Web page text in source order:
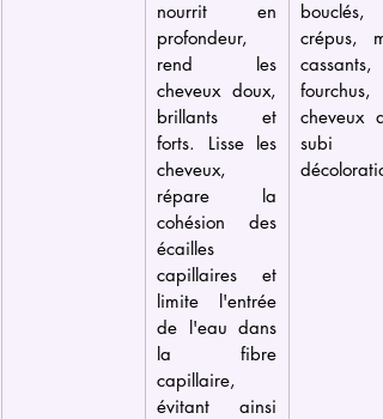
nourrit en
profondeur,
rend les
cheveux doux,
brillants et
forts. Lisse les
cheveux,
répare la
cohésion des
écailles
capillaires et
limite l'entrée
de l'eau dans
la fibre
capillaire,
évitant ainsi
bouclés,
crépus,
cassants,
fourchus,
cheveux
subi